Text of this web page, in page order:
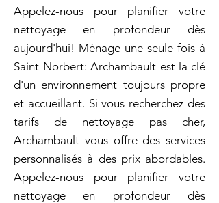
Appelez-nous pour planifier votre
nettoyage en profondeur dès
aujourd'hui! Ménage une seule fois à
Saint-Norbert: Archambault est la clé
d'un environnement toujours propre
et accueillant. Si vous recherchez des
tarifs de nettoyage pas cher,
Archambault vous offre des services
personnalisés à des prix abordables.
Appelez-nous pour planifier votre
nettoyage en profondeur dès